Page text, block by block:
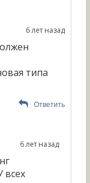
6 лет назад
типа
Ответить
6 лет назад
всех